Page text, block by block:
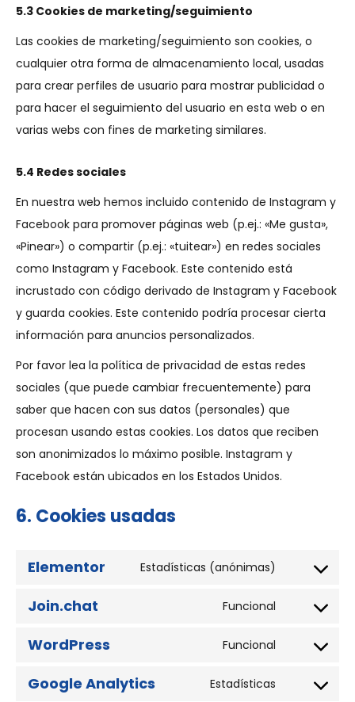
5.3 Cookies de marketing/seguimiento
Las cookies de marketing/seguimiento son cookies, o
cualquier otra forma de almacenamiento local, usadas
para crear perfiles de usuario para mostrar publicidad o
para hacer el seguimiento del usuario en esta web o en
varias webs con fines de marketing similares.
5.4 Redes sociales
En nuestra web hemos incluido contenido de Instagram y
Facebook para promover páginas web (p.ej.: «Me gusta»,
«Pinear») o compartir (p.ej.: «tuitear») en redes sociales
como Instagram y Facebook. Este contenido está
incrustado con código derivado de Instagram y Facebook
y guarda cookies. Este contenido podría procesar cierta
información para anuncios personalizados.
Por favor lea la política de privacidad de estas redes
sociales (que puede cambiar frecuentemente) para
saber que hacen con sus datos (personales) que
procesan usando estas cookies. Los datos que reciben
son anonimizados lo máximo posible. Instagram y
Facebook están ubicados en los Estados Unidos.
6. Cookies usadas
Elementor Estadísticas (anónimas)
Join.chat Funcional
WordPress Funcional
Google Analytics Estadísticas